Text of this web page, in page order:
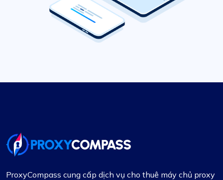
ProxyCompass cung cấp dịch vụ cho thuê máy chủ proxy